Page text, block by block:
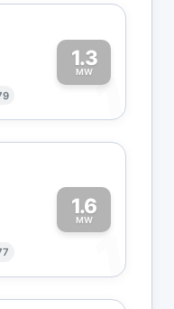
1.3
MW1
1.6
MW
1